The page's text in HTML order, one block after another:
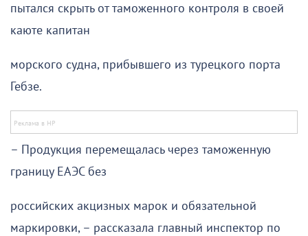
пытался скрыть от таможенного контроля в своей
каюте капитан
морского судна, прибывшего из турецкого порта
Гебзе.
– Продукция перемещалась через таможенную
границу ЕАЭС без
российских акцизных марок и обязательной
маркировки, – рассказала главный инспектор по